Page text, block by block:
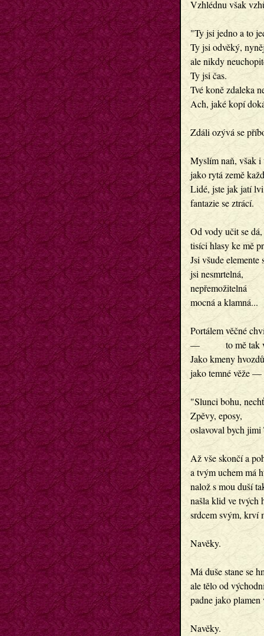
Vzhlédnu však
"Ty jsi jedno a to
Ty jsi odvěký,
ale nikdy
Ty jsi čas.
Tvé koně zdaleka
Ach, jaké kopí
Zdáli ozývá se
Myslím naň, však i
jako rytá země
Lidé, jste jak jatí
fantazie se ztrácí.
Od vody učit se dá,
tisíci hlasy ke mě
Jsi všude elemente
jsi nesmrtelná,
nepřemožitelná
mocná a klamná...
Portálem věčné
—         to mě
Jako kmeny
jako temné věže
"Slunci bohu,
Zpěvy, eposy,
oslavoval bych jimi
Až vše skončí a
a tvým uchem má
nalož s mou duší
našla klid ve tvých
srdcem svým, krví
Navěky.
Má duše stane se
ale tělo od
padne jako
Navěky.